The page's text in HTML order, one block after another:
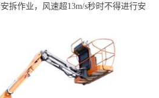
拆作业，风速超13m/s秒时不得进行安